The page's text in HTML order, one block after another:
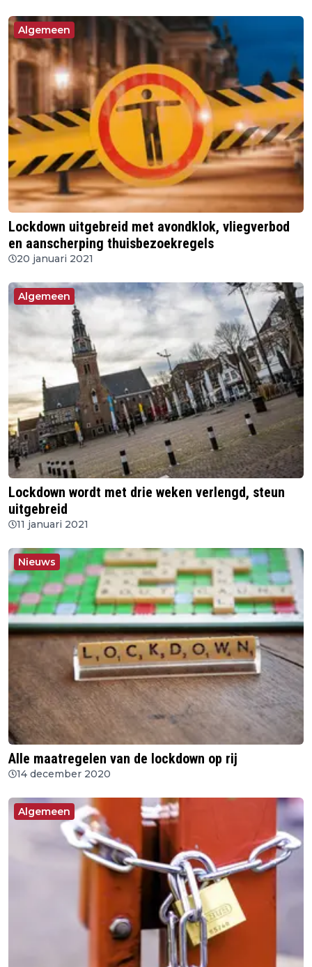
Algemeen
Lockdown uitgebreid met avondklok, vliegverbod
en aanscherping thuisbezoekregels
20 januari 2021
Algemeen
Lockdown wordt met drie weken verlengd, steun
uitgebreid
11 januari 2021
Nieuws
Alle maatregelen van de lockdown op rij
14 december 2020
Algemeen